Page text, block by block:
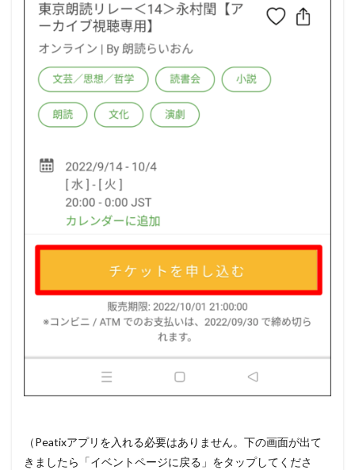
（Peatixアプリを入れる必要はありません。下の画面が出て
きましたら「イベントページに戻る」をタップしてくださ